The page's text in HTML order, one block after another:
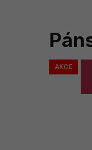
AKCE